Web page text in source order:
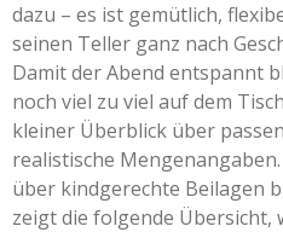
dazu – es ist gemütlich,
seinen Teller ganz nach
Damit der Abend entspannt
noch viel zu viel auf dem
kleiner Überblick über
realistische
über kindgerechte Beilagen
zeigt die folgende Übersicht,